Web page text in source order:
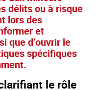
délits ou à risque
lors des
et
que d’ouvrir le
spécifiques
le rôle